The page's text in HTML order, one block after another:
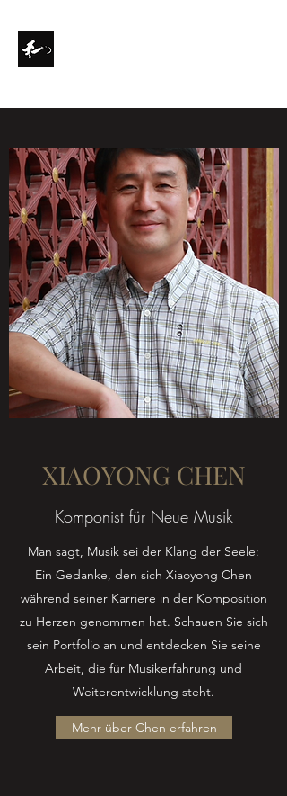
XIAOYONG CHEN
Komponist für Neue Musik
Man sagt, Musik sei der Klang der Seele:
Ein Gedanke, den sich Xiaoyong Chen
während seiner Karriere in der Komposition
zu Herzen genommen hat. Schauen Sie sich
sein Portfolio an und entdecken Sie seine
Arbeit, die für Musikerfahrung und
Weiterentwicklung steht.
Mehr über Chen erfahren